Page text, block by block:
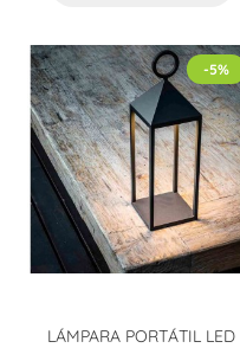
LÁMPARA PORTÁTIL LED
-5%